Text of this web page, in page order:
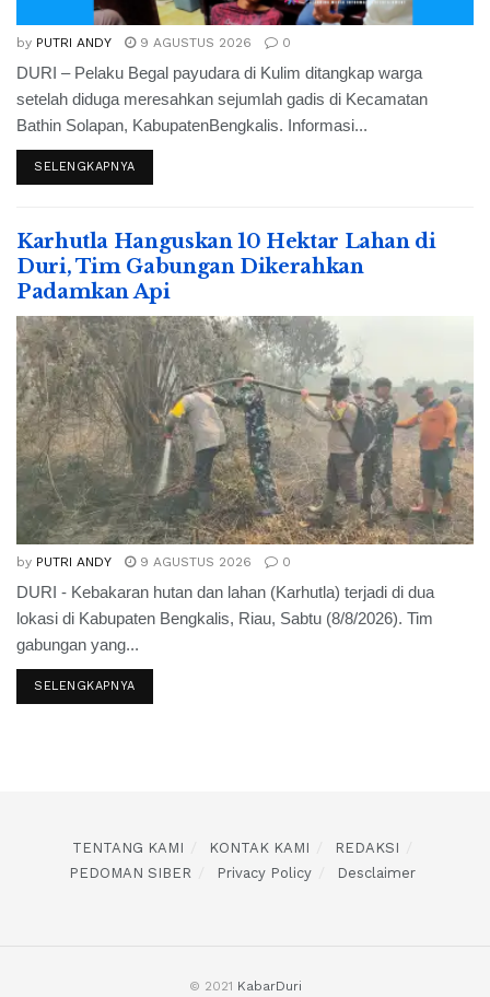
by PUTRI ANDY 9 AGUSTUS 2026 0
DURI – Pelaku Begal payudara di Kulim ditangkap warga
setelah diduga meresahkan sejumlah gadis di Kecamatan
Bathin Solapan, KabupatenBengkalis. Informasi...
SELENGKAPNYA
Karhutla Hanguskan 10 Hektar Lahan di
Duri, Tim Gabungan Dikerahkan
Padamkan Api
by PUTRI ANDY 9 AGUSTUS 2026 0
DURI - Kebakaran hutan dan lahan (Karhutla) terjadi di dua
lokasi di Kabupaten Bengkalis, Riau, Sabtu (8/8/2026). Tim
gabungan yang...
SELENGKAPNYA
TENTANG KAMI KONTAK KAMI
REDAKSI
PEDOMAN SIBER
Privacy Policy Desclaimer
© 2021 KabarDuri